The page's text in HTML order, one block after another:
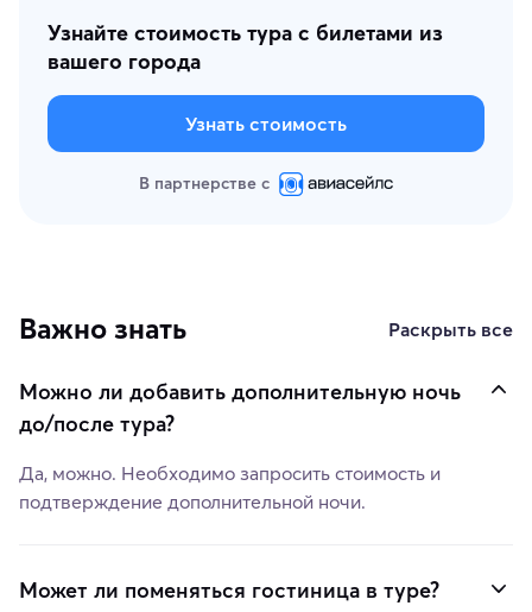
Узнайте стоимость тура с билетами из
вашего города
Узнать стоимость
В партнерстве с
Важно знать Раскрыть все
Можно ли добавить дополнительную ночь
до/после тура?
Да, можно. Необходимо запросить стоимость и
подтверждение дополнительной ночи.
Может ли поменяться гостиница в туре?